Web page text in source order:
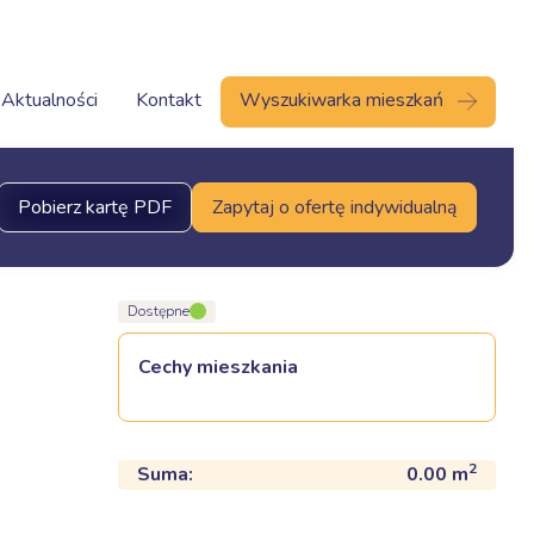
Aktualności Kontakt Wyszukiwarka mieszkań
Pobierz kartę PDF Zapytaj o ofertę indywidualną
Dostępne
Cechy mieszkania
Suma: 0.00 m2